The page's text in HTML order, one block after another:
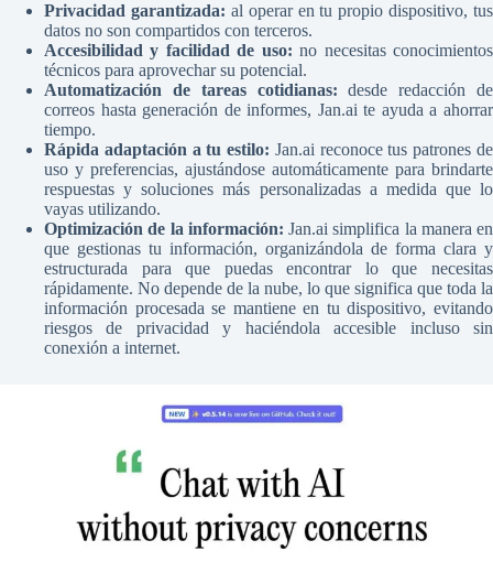
Privacidad garantizada: al operar en tu propio dispositivo, tus
datos no son compartidos con terceros.
Accesibilidad y facilidad de uso: no necesitas conocimientos
técnicos para aprovechar su potencial.
Automatización de tareas cotidianas: desde redacción de
correos hasta generación de informes, Jan.ai te ayuda a ahorrar
tiempo.
Rápida adaptación a tu estilo: Jan.ai reconoce tus patrones de
uso y preferencias, ajustándose automáticamente para brindarte
respuestas y soluciones más personalizadas a medida que lo
vayas utilizando.
Optimización de la información: Jan.ai simplifica la manera en
que gestionas tu información, organizándola de forma clara y
estructurada para que puedas encontrar lo que necesitas
rápidamente. No depende de la nube, lo que significa que toda la
información procesada se mantiene en tu dispositivo, evitando
riesgos de privacidad y haciéndola accesible incluso sin
conexión a internet.